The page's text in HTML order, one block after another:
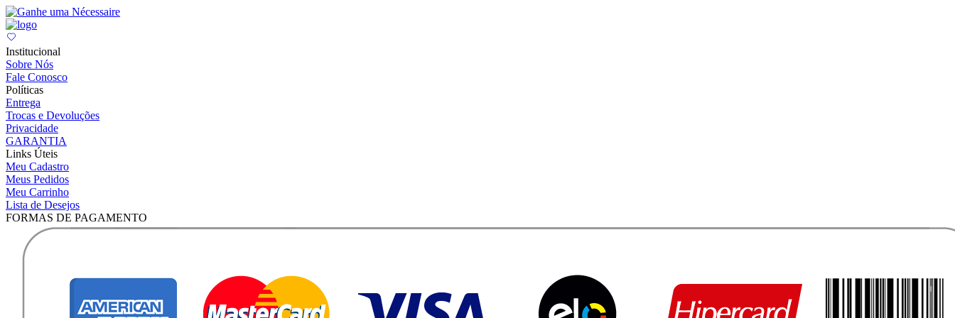
Institucional
Sobre Nós
Fale Conosco
Políticas
Entrega
Trocas e Devoluções
Privacidade
GARANTIA
Links Úteis
Meu Cadastro
Meus Pedidos
Meu Carrinho
Lista de Desejos
FORMAS DE PAGAMENTO